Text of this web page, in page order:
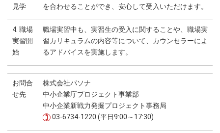
見学
を合わせることができ、安心して受入いただけます。
4. 職場
実習開
始
職場実習中も、実習生の受入に関することや、職場実
習カリキュラムの内容等について、カウンセラーによ
るアドバイスを実施します。
お問合
せ先
株式会社パソナ
中小企業庁プロジェクト事業部
中小企業新戦力発掘プロジェクト事務局
03-6734-1220 (平日9:00～17:30)